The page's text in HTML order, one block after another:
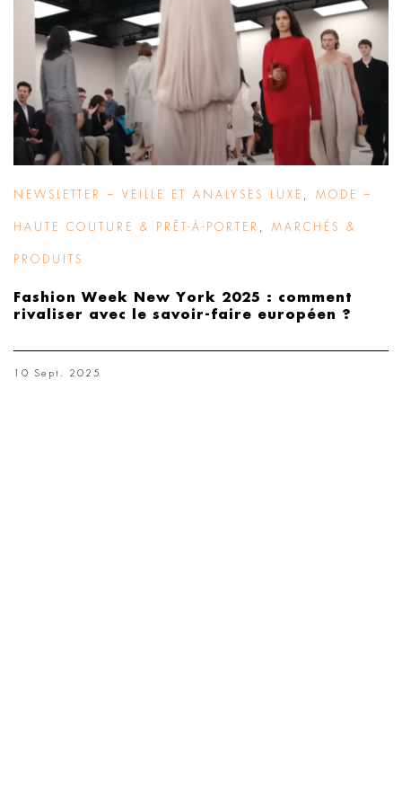
NEWSLETTER – VEILLE ET ANALYSES LUXE MODE –
HAUTE COUTURE & PRÊT-À-PORTER MARCHÉS &
PRODUITS
Fashion Week New York 2025 : comment
rivaliser avec le savoir-faire européen ?
10 Sept. 2025